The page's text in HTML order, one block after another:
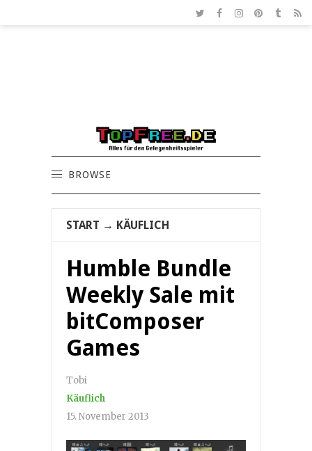
BROWSE
START → KÄUFLICH
Humble Bundle
Weekly Sale mit
bitComposer
Games
Tobi
Käuflich
15. November 2013